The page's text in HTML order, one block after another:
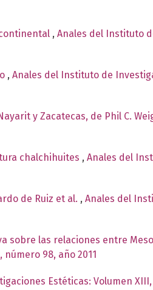
, Anales del Instituto
, Anales del Instituto de
y Zacatecas, de Phil C.
chalchihuites , Anales del
de Ruiz et al. , Anales del
sobre las relaciones entre
98, año 2011
Estéticas: Volumen XIII,